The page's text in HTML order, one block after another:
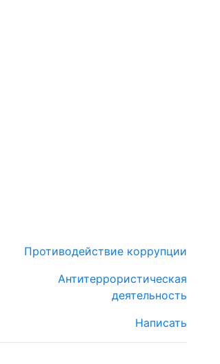
Противодействие коррупции
Антитеррористическая
деятельность
Написать